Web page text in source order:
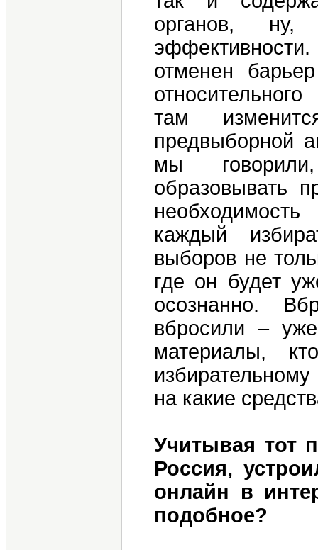
органов,
отменен
там
предвыборной
мы
образовывать
каждый
выборов не
где он будет
осознанно.
вбросили –
материалы,
избирательному
на какие
Учитывая тот
Россия,
онлайн в
подобное?